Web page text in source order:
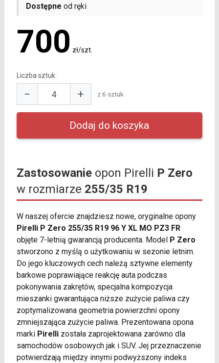
Dostępne od ręki
700 zł/szt.
Liczba sztuk:
− + z 6 sztuk
Zastosowanieopon Pirelli P Zero
w rozmiarze 255/35 R19
W naszej ofercie znajdziesz nowe, oryginalne opony
Pirelli P Zero 255/35 R19 96 Y XL MO PZ3 FR
objęte 7-letnią gwarancją producenta. Model P Zero
stworzono z myślą o użytkowaniu w sezonie letnim.
Do jego kluczowych cech należą sztywne elementy
barkowe poprawiające reakcję auta podczas
pokonywania zakrętów, specjalna kompozycja
mieszanki gwarantująca niższe zużycie paliwa czy
zoptymalizowana geometria powierzchni opony
zmniejszająca zużycie paliwa. Prezentowana opona
marki Pirellizostała zaprojektowana zarówno dla
samochodów osobowych jak i SUV. Jej przeznaczenie
potwierdzają między innymi podwyższony indeks